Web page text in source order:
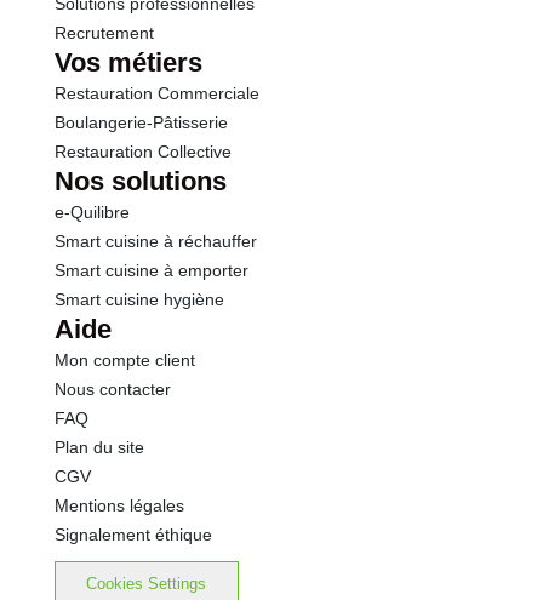
Recrutement
Vos métiers
Restauration Commerciale
Boulangerie-Pâtisserie
Restauration Collective
Nos solutions
e-Quilibre
Smart cuisine à réchauffer
Smart cuisine à emporter
Smart cuisine hygiène
Aide
Mon compte client
Nous contacter
FAQ
Plan du site
CGV
Mentions légales
Signalement éthique
Cookies Settings